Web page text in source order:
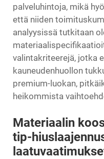
palveluhintoja, mikä
että niiden
analyysissä tutkitaan
valintakriteerejä, jotka
kauneudenhuollon
premium-luokan,
heikommista
Materiaalin
tip-